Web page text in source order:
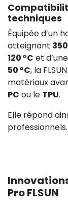
techniques
Équipée d’un
atteignant
120 °C et
50 °C, la
matériaux
PC ou le TPU.
Elle répond
professionnels.
Pro FLSUN